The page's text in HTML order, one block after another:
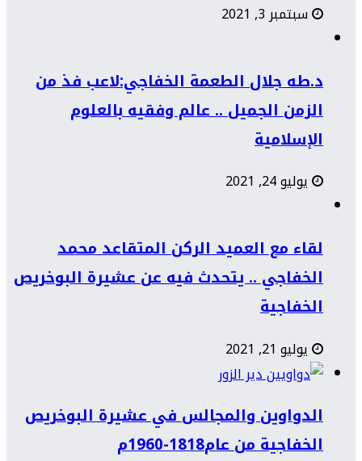
سبتمبر 3, 2021
د.طه جلال الطعمة الخفاجي:لاعب فذ من
الزمن الجميل .. عالم وفقيه بالعلوم
الإسلامية
يوليو 24, 2021
لقاء مع العميد الركن المتقاعد محمد
الخفاجي .. يتحدث فيه عن عشيرة البوخريص
الخفاجية
يوليو 21, 2021
الدواوين والمجالس في عشيرة البوخريص
الخفاجية من عام1818-1960م